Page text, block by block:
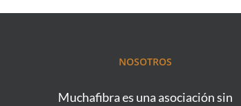
NOSOTROS
Muchafibra es una asociación sin